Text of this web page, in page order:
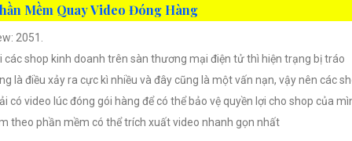
Mềm Quay Video Đóng Hàng
2051.
các shop kinh doanh trên sàn thương mại điện tử thì hiện trạng bị tráo
là điều xảy ra cực kì nhiều và đây cũng là một vấn nạn, vậy nên các
có video lúc đóng gói hàng để có thể bảo vệ quyền lợi cho shop của
theo phần mềm có thể trích xuất video nhanh gọn nhất